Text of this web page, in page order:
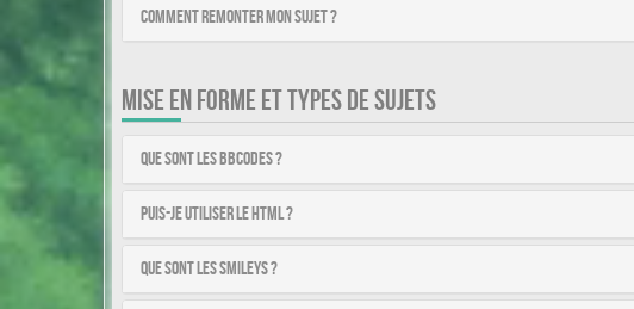
Comment remonter mon sujet ?
MISE EN FORME ET TYPES DE SUJETS
Que sont les BBCodes ?
Puis-je utiliser le HTML ?
Que sont les smileys ?